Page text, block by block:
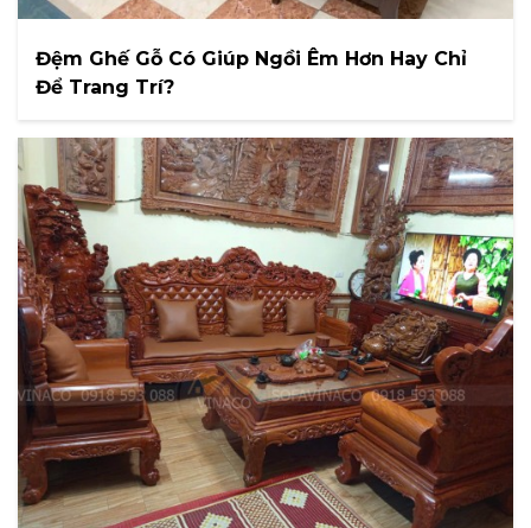
Đệm Ghế Gỗ Có Giúp Ngồi Êm Hơn Hay Chỉ
Để Trang Trí?